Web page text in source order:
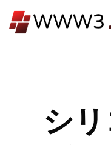
ン
シ